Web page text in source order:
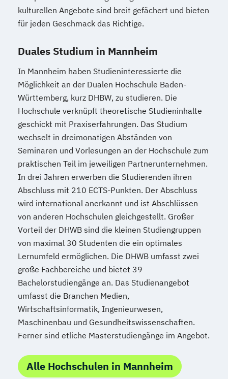
Wirtschaftsrecht - Accounting & Controlling
Wirtschaftsrecht - Steuern und
Wirtschaftsinformatik - Application
Management
Wirtschaftsinformatik - Data Science
Wirtschaftsinformatik - Digital Health
Wirtschaftsinformatik - E-Government
Wirtschaftsinformatik - International
Management for Business and Information
Technology
Wirtschaftsinformatik - Sales & Consulting
Wirtschaftsinformatik - Software
Engineering
Wirtschaftsingenieurwesen - Chemie- und
Verfahrenstechnik
Wirtschaftsingenieurwesen -
Elektrotechnik
Wirtschaftsingenieurwesen -
Wirtschaftsingenieurwesen - Produktion
und Logistik
Wirtsschaftsingenieurwesen - Allgemeines
kulturellen Angebote sind breit gefächert und bieten
für jeden Geschmack das Richtige.
Duales Studium in Mannheim
In Mannheim haben Studieninteressierte die
Möglichkeit an der Dualen Hochschule Baden-
Württemberg, kurz DHBW, zu studieren. Die
Hochschule verknüpft theoretische Studieninhalte
geschickt mit Praxiserfahrungen. Das Studium
wechselt in dreimonatigen Abständen von
Seminaren und Vorlesungen an der Hochschule zum
praktischen Teil im jeweiligen Partnerunternehmen.
In drei Jahren erwerben die Studierenden ihren
Abschluss mit 210 ECTS-Punkten. Der Abschluss
wird international anerkannt und ist Abschlüssen
von anderen Hochschulen gleichgestellt. Großer
Vorteil der DHWB sind die kleinen Studiengruppen
von maximal 30 Studenten die ein optimales
Lernumfeld ermöglichen. Die DHWB umfasst zwei
große Fachbereiche und bietet 39
Bachelorstudiengänge an. Das Studienangebot
umfasst die Branchen Medien,
Wirtschaftsinformatik, Ingenieurwesen,
Maschinenbau und Gesundheitswissenschaften.
Ferner sind etliche Masterstudiengänge im Angebot.
Alle Hochschulen in Mannheim